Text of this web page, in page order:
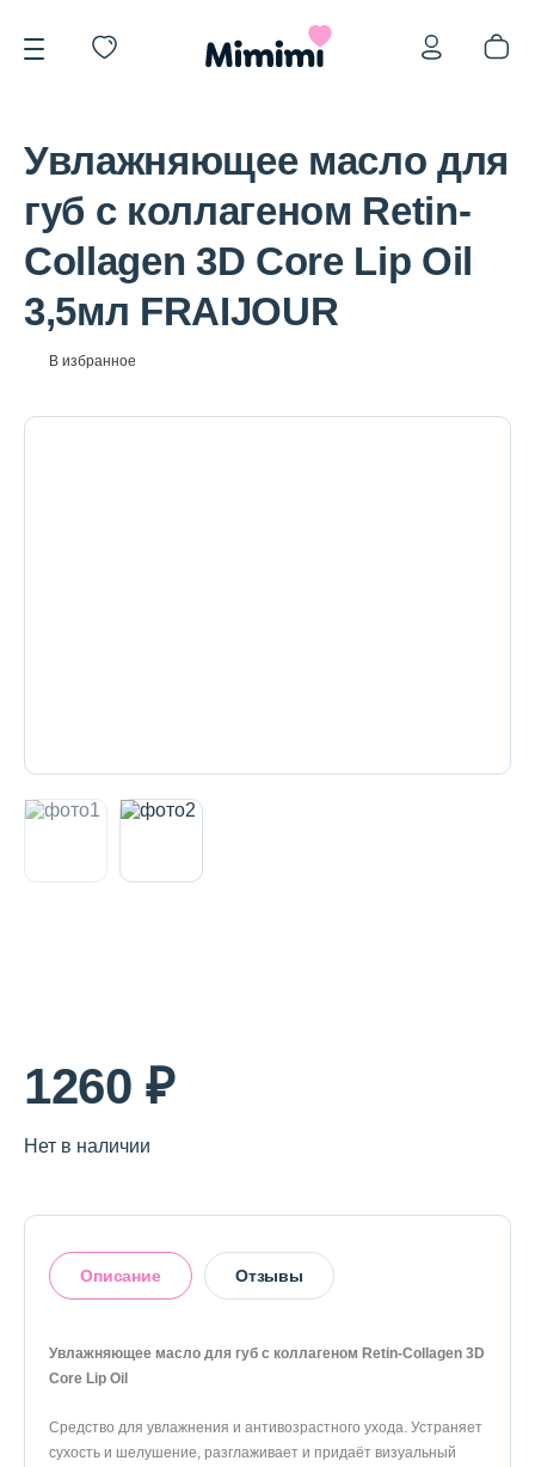
*OVERSTOCK -30%
Уход за лицом
Наборы
Аксессуары
О магазине
Контактная информация
Телефон Whats’APP
Увлажняющее масло для
губ с коллагеном Retin-
Collagen 3D Core Lip Oil
3,5мл FRAIJOUR
В избранное
1260 ₽
Нет в наличии
Описание Отзывы
Увлажняющее масло для губ с коллагеном Retin-Collagen 3D
Core Lip Oil
Средство для увлажнения и антивозрастного ухода. Устраняет
сухость и шелушение, разглаживает и придаёт визуальный